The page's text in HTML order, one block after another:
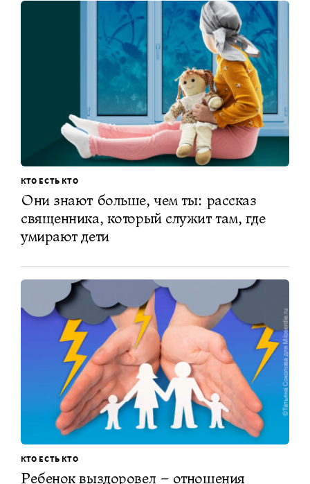
КТО ЕСТЬ КТО
Они знают больше, чем ты: рассказ
священника, который служит там, где
умирают дети
КТО ЕСТЬ КТО
Ребенок выздоровел – отношения